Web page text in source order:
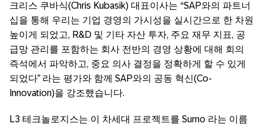
크리스 쿠바식(Chris Kubasik) 대표이사는 “SAP와의 파트너
십을 통해 우리는 기업 경영의 가시성을 실시간으로 한 차원
높이게 되었고, R&D 및 기타 자산 투자, 주요 재무 지표, 공
급망 관리를 포함하는 회사 전반의 경영 상황에 대해 회의
즉석에서 파악하고, 중요 의사 결정을 정확하게 할 수 있게
되었다” 라는 평가와 함께 SAP와의 공동 혁신(Co-
Innovation)을 강조했습니다.
L3 테크놀로지스는 이 차세대 프로젝트를 Sumo 라는 이름